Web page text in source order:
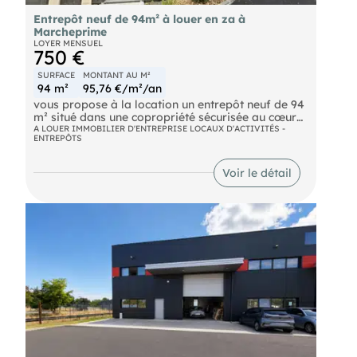
Entrepôt neuf de 94m² à louer en za à
Marcheprime
LOYER MENSUEL
750 €
SURFACE
94 m²
MONTANT AU M²
95,76 €/m²/an
vous propose à la location un entrepôt neuf de 94
m² situé dans une copropriété sécurisée au cœur
dune zone dactivité de Marcheprime.
Le local bénéficie dune porte sectionnelle facilitant
les opérations de chargement et de
Il dispose également dune arrivée deau, offrant la
sanitaire selon les besoins du preneur.
Deux places de parking privatives complètent ce
bien, assurant un stationnement aisé pour les
véhicules ou utilitaires.
Frais de rédaction d'acte et d'état des lieux à
prévoir en sus.
- Loyer annuel : 9000 € HTHC
A LOUER IMMOBILIER D'ENTREPRISE LOCAUX D'ACTIVITÉS -
ENTREPÔTS
Voir le détail